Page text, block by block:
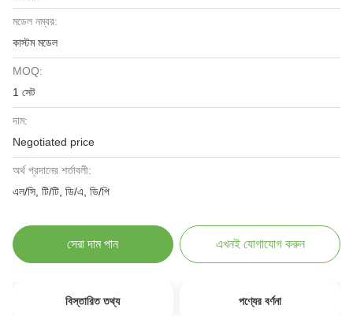
মডেল নম্বর:
কাস্টম মডেল
MOQ:
1 সেট
দাম:
Negotiated price
অর্থ প্রদানের শর্তাবলী:
এল/সি, টি/টি, ডি/এ, ডি/পি
সেরা দাম পান এখনই যোগাযোগ করুন
বিস্তারিত তথ্য পণ্যের বর্ণনা